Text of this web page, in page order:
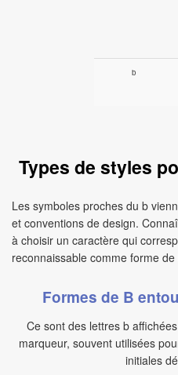
ᵇ
Types de styles
Les symboles proches du b
et conventions de design.
à choisir un caractère qui
reconnaissable comme forme de
Formes de B
Ce sont des lettres b
marqueur, souvent utilisées
initiales